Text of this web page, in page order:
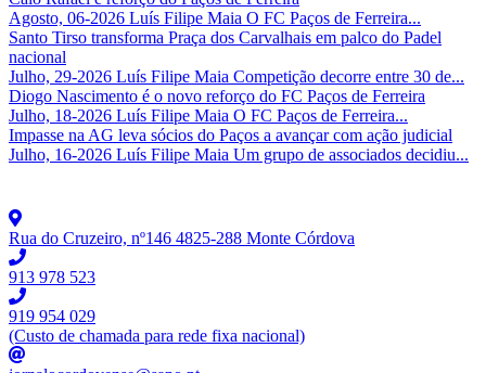
Agosto, 06-2026 Luís Filipe Maia O FC Paços de Ferreira...
Santo Tirso transforma Praça dos Carvalhais em palco do Padel
nacional
Julho, 29-2026 Luís Filipe Maia Competição decorre entre 30 de...
Diogo Nascimento é o novo reforço do FC Paços de Ferreira
Julho, 18-2026 Luís Filipe Maia O FC Paços de Ferreira...
Impasse na AG leva sócios do Paços a avançar com ação judicial
Julho, 16-2026 Luís Filipe Maia Um grupo de associados decidiu...
Rua do Cruzeiro, nº146 4825-288 Monte Córdova
913 978 523
919 954 029
(Custo de chamada para rede fixa nacional)